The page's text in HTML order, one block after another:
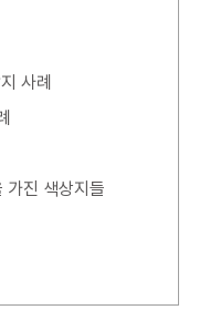
사례
가진 색상지들